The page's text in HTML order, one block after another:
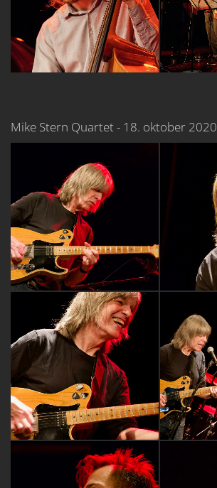
Mike Stern Quartet - 18. oktober 2020